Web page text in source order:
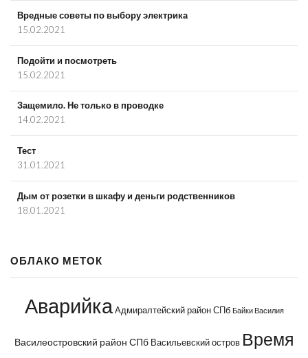
Вредные советы по выбору электрика
15.02.2021
Подойти и посмотреть
15.02.2021
Защемило. Не только в проводке
14.02.2021
Тест
31.01.2021
Дым от розетки в шкафу и деньги родственников
18.01.2021
ОБЛАКО МЕТОК
Аварийка Адмиралтейский район СПб Байки Василия
Василеостровский район СПб Васильевский остров Время